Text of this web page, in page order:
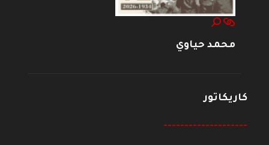
محمد حياوي
كاريكاتور
--------------------